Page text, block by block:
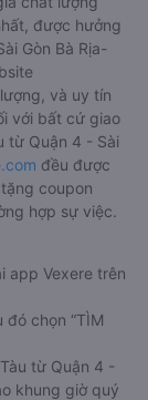
được hưởng
Gòn Bà Rịa-
và uy tín
với bất cứ giao
từ Quận 4 - Sài
đều được
coupon
hợp sự việc.
app Vexere trên
chọn “TÌM
từ Quận 4 -
khung giờ quý